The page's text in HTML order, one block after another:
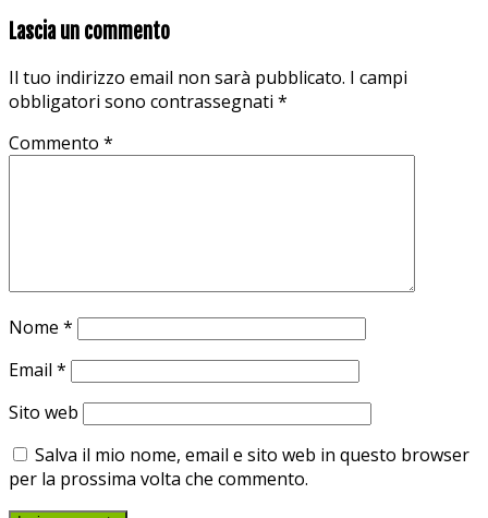
Lascia un commento
Il tuo indirizzo email non sarà pubblicato. I campi
obbligatori sono contrassegnati *
Commento *
Nome *
Email *
Sito web
Salva il mio nome, email e sito web in questo browser
per la prossima volta che commento.